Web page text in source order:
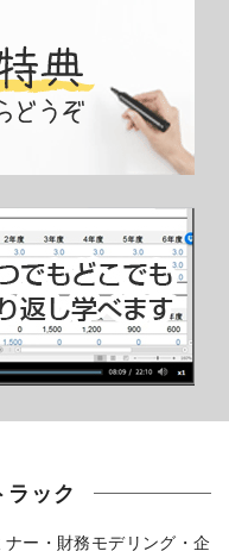
ック
ー・財務モデリング・企